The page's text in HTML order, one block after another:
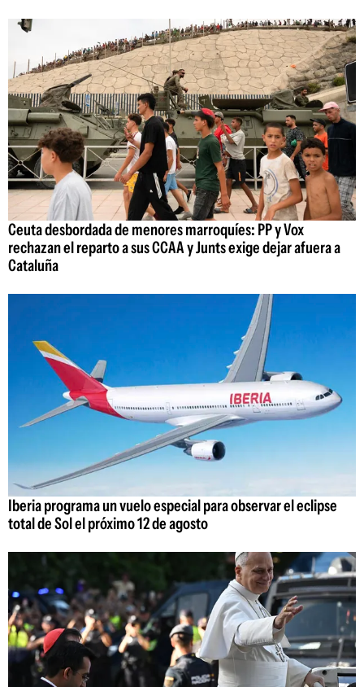
Ceuta desbordada de menores marroquíes: PP y Vox
rechazan el reparto a sus CCAA y Junts exige dejar afuera a
Cataluña
Iberia programa un vuelo especial para observar el eclipse
total de Sol el próximo 12 de agosto